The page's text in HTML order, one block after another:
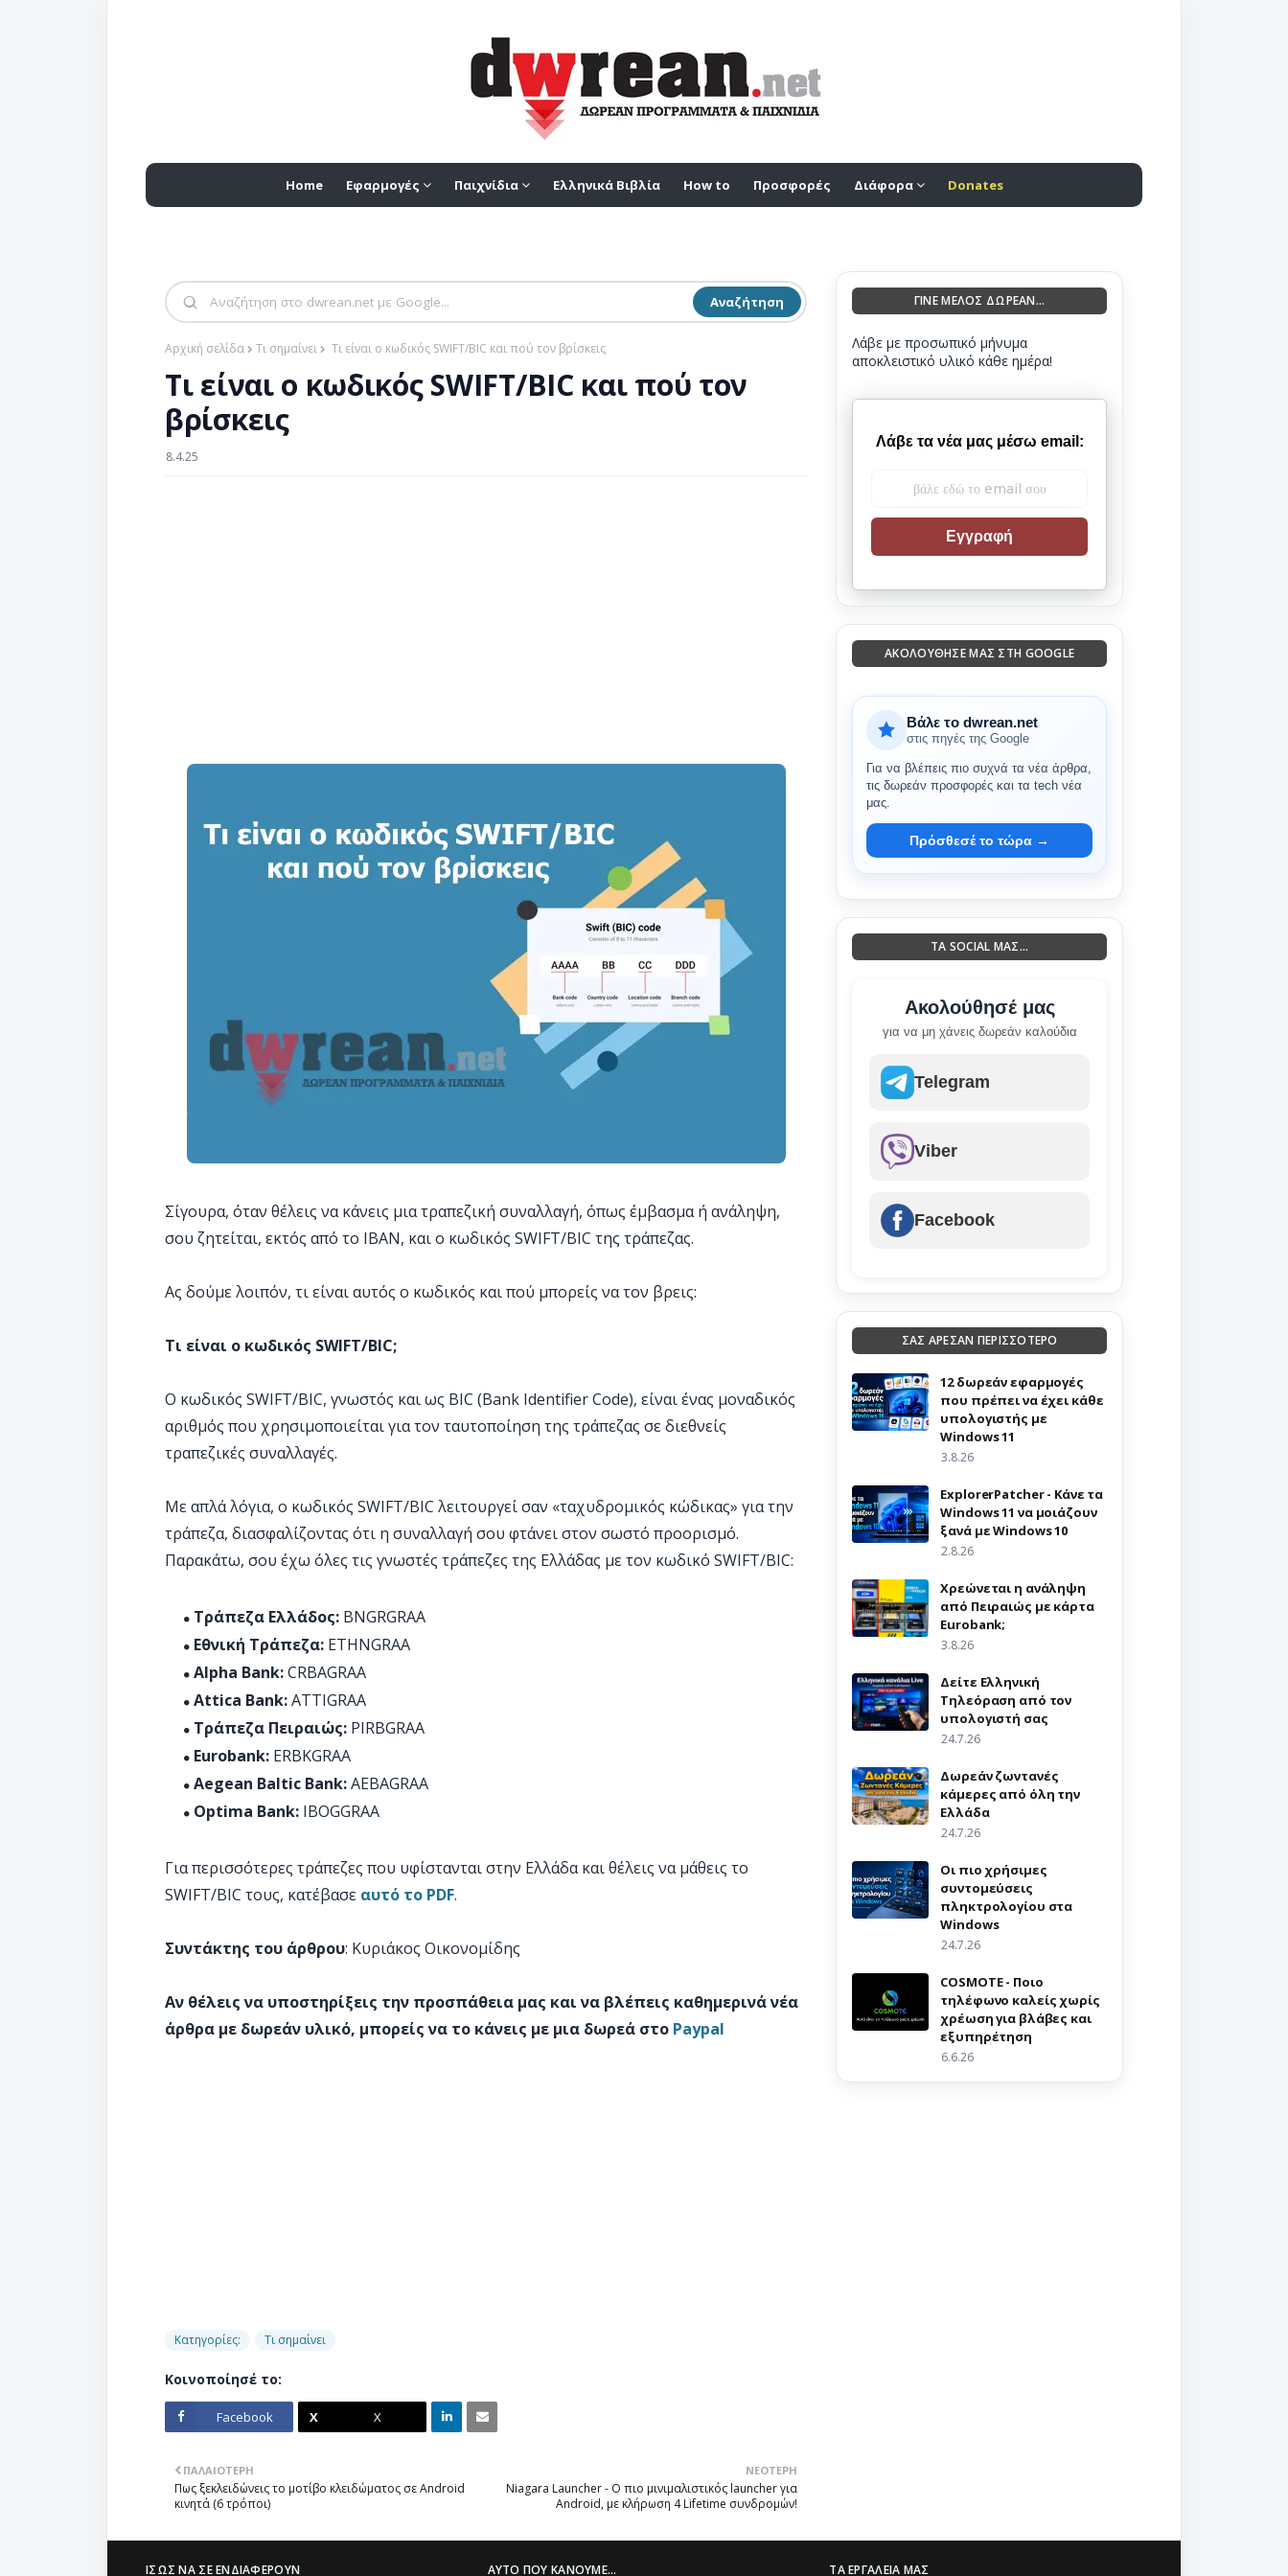
Home Εφαρμογές Παιχνίδια Ελληνικά Βιβλία How to Προσφορές Διάφορα Donates
Αναζήτηση
Αρχική σελίδα Τι σημαίνει Τι είναι ο κωδικός SWIFT/BIC και πού τον βρίσκεις
Τι είναι ο κωδικός SWIFT/BIC και πού τον
βρίσκεις
8.4.25
Σίγουρα, όταν θέλεις να κάνεις μια τραπεζική συναλλαγή, όπως έμβασμα ή ανάληψη,
σου ζητείται, εκτός από το IBAN, και ο κωδικός SWIFT/BIC της τράπεζας.
Ας δούμε λοιπόν, τι είναι αυτός ο κωδικός και πού μπορείς να τον βρεις:
Τι είναι ο κωδικός SWIFT/BIC;
Ο κωδικός SWIFT/BIC, γνωστός και ως BIC (Bank Identifier Code), είναι ένας μοναδικός
αριθμός που χρησιμοποιείται για τον ταυτοποίηση της τράπεζας σε διεθνείς
τραπεζικές συναλλαγές.
Με απλά λόγια, ο κωδικός SWIFT/BIC λειτουργεί σαν «ταχυδρομικός κώδικας» για την
τράπεζα, διασφαλίζοντας ότι η συναλλαγή σου φτάνει στον σωστό προορισμό.
Παρακάτω, σου έχω όλες τις γνωστές τράπεζες της Ελλάδας με τον κωδικό SWIFT/BIC:
Τράπεζα Ελλάδος: BNGRGRAA
Εθνική Τράπεζα: ETHNGRAA
Alpha Bank:CRBAGRAA
Attica Bank:ATTIGRAA
Τράπεζα Πειραιώς: PIRBGRAA
Eurobank: ERBKGRAA
Aegean Baltic Bank:AEBAGRAA
Optima Bank: IBOGGRAA
Για περισσότερες τράπεζες που υφίστανται στην Ελλάδα και θέλεις να μάθεις το
SWIFT/BIC τους, κατέβασε αυτό το PDF.
Συντάκτης του άρθρου: Κυριάκος Οικονομίδης
Αν θέλεις να υποστηρίξεις την προσπάθεια μας και να βλέπεις καθημερινά νέα
άρθρα με δωρεάν υλικό, μπορείς να το κάνεις με μια δωρεά στο Paypal
Κατηγορίες: Τι σημαίνει
Κοινοποίησέ το:
Facebook
X
ΝΕΌΤΕΡΗ
Niagara Launcher - Ο πιο μινιμαλιστικός launcher για
Android, με κλήρωση 4 Lifetime συνδρομών!
ΠΑΛΑΙΌΤΕΡΗ
Πως ξεκλειδώνεις το μοτίβο κλειδώματος σε Android
κινητά (6 τρόποι)
ΓΙΝΕ ΜΕΛΟΣ ΔΩΡΕΑΝ...
Λάβε με προσωπικό μήνυμα
αποκλειστικό υλικό κάθε ημέρα!
Λάβε τα νέα μας μέσω email:
Εγγραφή
ΑΚΟΛΟΎΘΗΣΈ ΜΑΣ ΣΤΗ GOOGLE
Βάλε το dwrean.net
στις πηγές της Google
Για να βλέπεις πιο συχνά τα νέα άρθρα,
τις δωρεάν προσφορές και τα tech νέα
μας.
Πρόσθεσέ το τώρα →
ΤΑ SOCIAL ΜΑΣ...
Ακολούθησέ μας
για να μη χάνεις δωρεάν καλούδια
Telegram
Viber
Facebook
ΣΑΣ ΑΡΕΣΑΝ ΠΕΡΙΣΣΟΤΕΡΟ
12 δωρεάν εφαρμογές
που πρέπει να έχει κάθε
υπολογιστής με
Windows 11
3.8.26
ExplorerPatcher - Κάνε τα
Windows 11 να μοιάζουν
ξανά με Windows 10
2.8.26
Χρεώνεται η ανάληψη
από Πειραιώς με κάρτα
Eurobank;
3.8.26
Δείτε Ελληνική
Τηλεόραση από τον
υπολογιστή σας
24.7.26
Δωρεάν ζωντανές
κάμερες από όλη την
Ελλάδα
24.7.26
Οι πιο χρήσιμες
συντομεύσεις
πληκτρολογίου στα
Windows
24.7.26
COSMOTE - Ποιο
τηλέφωνο καλείς χωρίς
χρέωση για βλάβες και
εξυπηρέτηση
6.6.26
ΊΣΩΣ ΝΑ ΣΕ ΕΝΔΙΑΦΈΡΟΥΝ ΑΥΤΌ ΠΟΥ ΚΆΝΟΥΜΕ... ΤΑ ΕΡΓΑΛΕΊΑ ΜΑΣ